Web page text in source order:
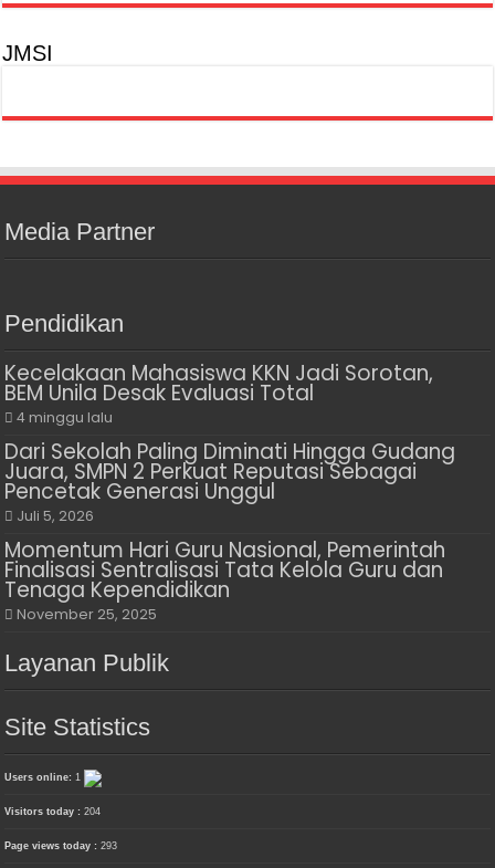
JMSI
Media Partner
Pendidikan
Kecelakaan Mahasiswa KKN Jadi Sorotan,
BEM Unila Desak Evaluasi Total
4 minggu lalu
Dari Sekolah Paling Diminati Hingga Gudang
Juara, SMPN 2 Perkuat Reputasi Sebagai
Pencetak Generasi Unggul
Juli 5, 2026
Momentum Hari Guru Nasional, Pemerintah
Finalisasi Sentralisasi Tata Kelola Guru dan
Tenaga Kependidikan
November 25, 2025
Layanan Publik
Site Statistics
Users online:1
Visitors today :204
Page views today :293